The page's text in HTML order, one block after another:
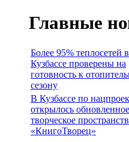
Главные
Более 95% теплосетей в
Кузбассе проверены на
готовность к
сезону
В Кузбассе по
открылось обновленное
творческое
«КнигоТворец»